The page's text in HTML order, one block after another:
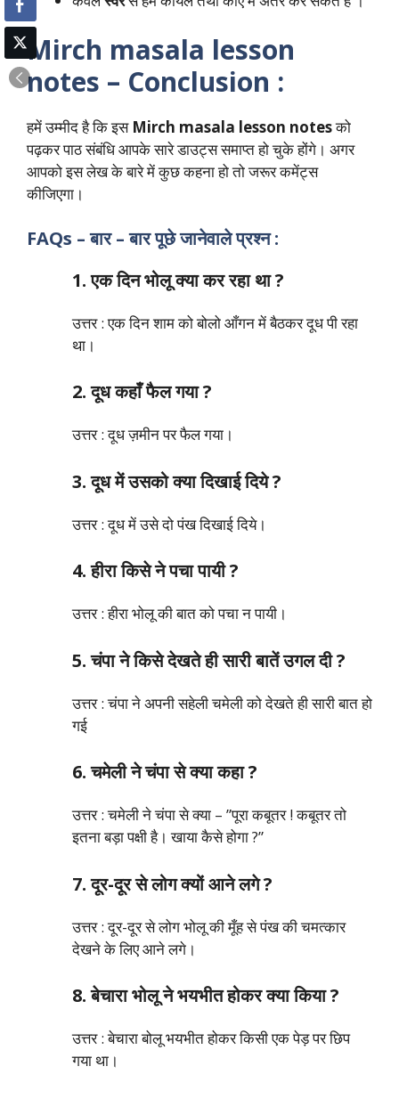
Mirch masala lesson
notes – Conclusion :
हमें उम्मीद है कि इस Mirch masala lesson notesको
पढ़कर पाठ संबंधि आपके सारे डाउट्स समाप्त हो चुके होंगे। अगर
आपको इस लेख के बारे में कुछ कहना हो तो जरूर कमेंट्स
कीजिएगा।
FAQs – बार – बार पूछे जानेवाले प्रश्न :
1. एक दिन भोलू क्या कर रहा था ?
उत्तर : एक दिन शाम को बोलो आँगन में बैठकर दूध पी रहा
था।
2. दूध कहाँ फैल गया ?
उत्तर : दूध ज़मीन पर फैल गया।
3. दूध में उसको क्या दिखाई दिये ?
उत्तर : दूध में उसे दो पंख दिखाई दिये।
4. हीरा किसे ने पचा पायी ?
उत्तर : हीरा भोलू की बात को पचा न पायी।
5. चंपा ने किसे देखते ही सारी बातें उगल दी ?
उत्तर : चंपा ने अपनी सहेली चमेली को देखते ही सारी बात हो
गई
6. चमेली ने चंपा से क्या कहा ?
उत्तर : चमेली ने चंपा से क्या – ”पूरा कबूतर ! कबूतर तो
इतना बड़ा पक्षी है। खाया कैसे होगा ?”
7. दूर-दूर से लोग क्यों आने लगे ?
उत्तर : दूर-दूर से लोग भोलू की मूँह से पंख की चमत्कार
देखने के लिए आने लगे।
8. बेचारा भोलू ने भयभीत होकर क्या किया ?
उत्तर : बेचारा बोलू भयभीत होकर किसी एक पेड़ पर छिप
गया था।